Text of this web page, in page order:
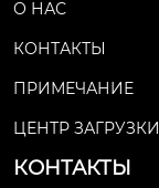
О НАС
КОНТАКТЫ
ПРИМЕЧАНИЕ
ЦЕНТР ЗАГРУЗКИ
КОНТАКТЫ